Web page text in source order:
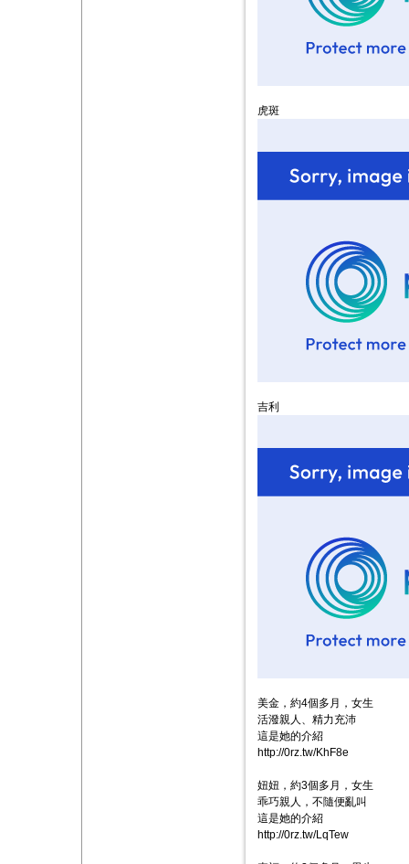
虎斑
吉利
美金，約4個多月，女生
活潑親人、精力充沛
這是她的介紹
http://0rz.tw/KhF8e
妞妞，約3個多月，女生
乖巧親人，不隨便亂叫
這是她的介紹
http://0rz.tw/LqTew